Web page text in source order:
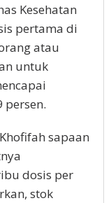
Kesehatan
pertama di
atau
untuk
persen.
sapaan
dosis per
stok